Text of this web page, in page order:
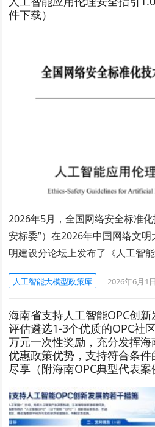
件下载）
2026年5月，全国网络安全标准
安标委”）在2026年中国网络文
明建设分论坛上发布了《人工智
人工智能大模型政策库 2026年6月1日
海南省支持人工智能OPC创
评估遴选1-3个优质的OPC社
万元一次性奖励，充分发挥海
优惠政策优势，支持符合条
尽享（附海南OPC典型代表案